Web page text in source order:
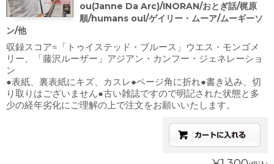
ou(Janne Da Arc)/INORAN/おとぎ話/梶原
順/humans oul/ゲイリー・ムーア/ムーギーソ
ン/他
収録スコア=「トゥイステッド・ブルース」ウエス・モンゴメ
リー、「藤沢ルーザー」アジアン・カンフー・ジェネレーショ
ン
●表紙、裏表紙にキズ、カスレ●ページ角に折れ●書き込み、切
り取りはございません●古い雑誌ですので明記された状態と多
少の経年劣化にご理解の上で注文をお願いいたします。